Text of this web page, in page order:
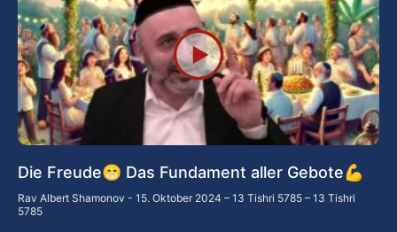
Die Freude😁 Das Fundament aller Gebote💪
Rav Albert Shamonov
15. Oktober 2024 – 13 Tishri 5785 – 13 Tishri
5785